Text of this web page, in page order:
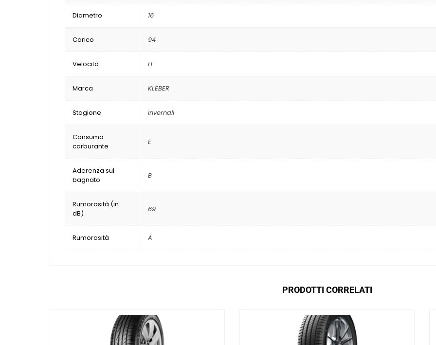
Diametro 16
Carico 94
Velocità H
Marca KLEBER
Stagione Invernali
Consumo
carburante
E
Aderenza sul
bagnato
B
Rumorosità (in
dB)
69
Rumorosità A
PRODOTTI CORRELATI